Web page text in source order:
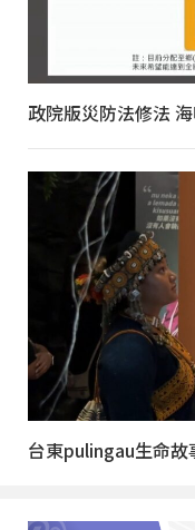
政院版災防法修法
台東pulingau生命故